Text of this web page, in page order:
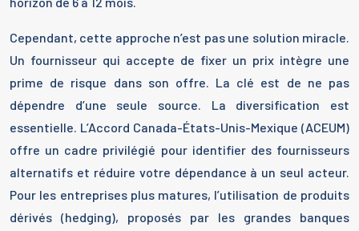
Cependant, cette approche n’est pas une solution miracle.
Un fournisseur qui accepte de fixer un prix intègre une
prime de risque dans son offre. La clé est de ne pas
dépendre d’une seule source. La diversification est
essentielle. L’Accord Canada-États-Unis-Mexique (ACEUM)
offre un cadre privilégié pour identifier des fournisseurs
alternatifs et réduire votre dépendance à un seul acteur.
Pour les entreprises plus matures, l’utilisation de produits
dérivés (hedging), proposés par les grandes banques